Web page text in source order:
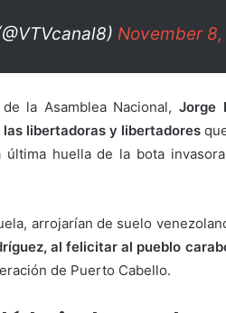
November
la Asamblea Nacional,Jorge
libertadoras y libertadores
última huella de la bota
arrojarían de suelo
al felicitar al pueblo
de Puerto Cabello.